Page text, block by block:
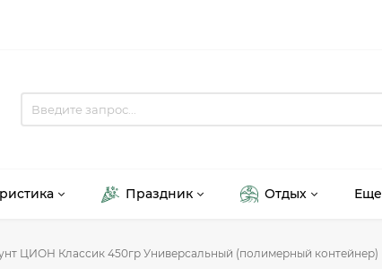
Праздник Отдых Еще
ЦИОН Классик 450гр Универсальный (полимерный контейнер)